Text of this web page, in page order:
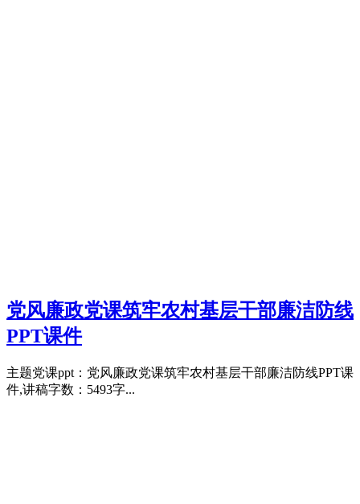
党风廉政党课筑牢农村基层干部廉洁防线
PPT课件
主题党课ppt：党风廉政党课筑牢农村基层干部廉洁防线PPT课
件,讲稿字数：5493字...